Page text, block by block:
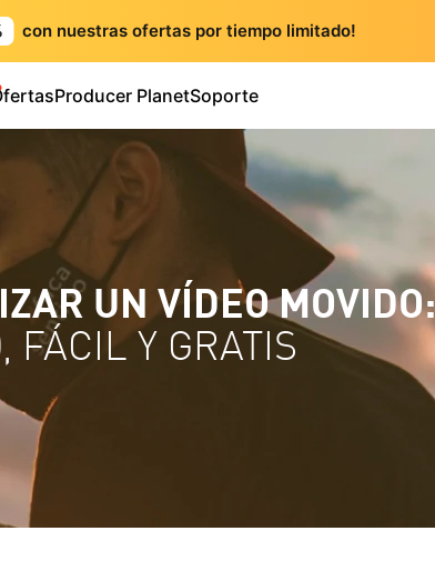
con nuestras ofertas por tiempo limitado!
Producer PlanetSoporte
UN VÍDEO MOVIDO:
FÁCIL Y GRATIS